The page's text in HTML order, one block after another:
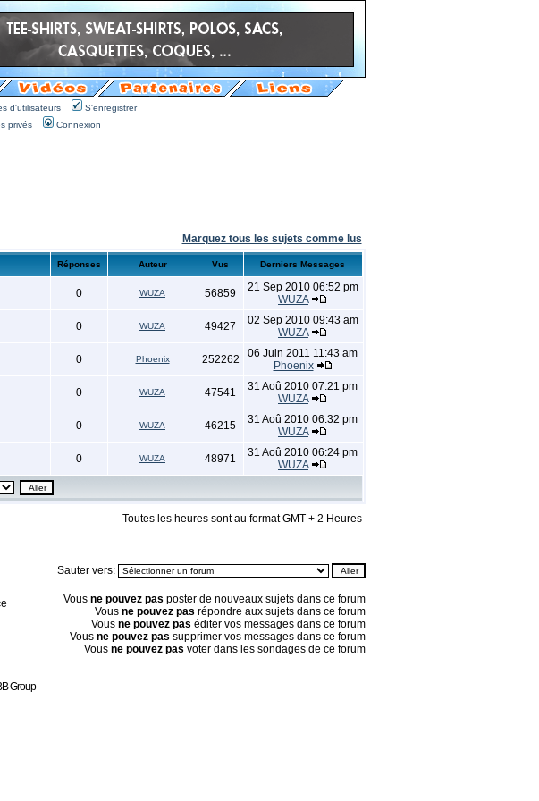
d'utilisateurs
S'enregistrer
privés Connexion
Marquez tous les sujets comme lus
Réponses Auteur Vus Derniers Messages
0 WUZA 56859
21 Sep 2010 06:52 pm
WUZA
0 WUZA 49427
02 Sep 2010 09:43 am
WUZA
0 Phoenix 252262
06 Juin 2011 11:43 am
Phoenix
0 WUZA 47541
31 Aoû 2010 07:21 pm
WUZA
0 WUZA 46215
31 Aoû 2010 06:32 pm
WUZA
0 WUZA 48971
31 Aoû 2010 06:24 pm
WUZA
Toutes les heures sont au format GMT + 2 Heures
Sauter vers:
Vous ne pouvez pas poster de nouveaux sujets dans ce forum
Vous ne pouvez pas répondre aux sujets dans ce forum
Vous ne pouvez pas éditer vos messages dans ce forum
Vous ne pouvez pas supprimer vos messages dans ce forum
Vous ne pouvez pas voter dans les sondages de ce forum
Group